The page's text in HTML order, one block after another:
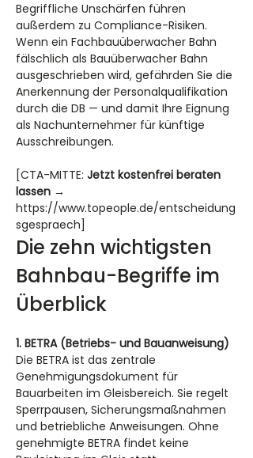
Begriffliche Unschärfen führen
außerdem zu Compliance-Risiken.
Wenn ein Fachbauüberwacher Bahn
fälschlich als Bauüberwacher Bahn
ausgeschrieben wird, gefährden Sie die
Anerkennung der Personalqualifikation
durch die DB — und damit Ihre Eignung
als Nachunternehmer für künftige
Ausschreibungen.
[CTA-MITTE: Jetzt kostenfrei beraten
lassen →
https://www.topeople.de/entscheidung
sgespraech]
Die zehn wichtigsten
Bahnbau-Begriffe im
Überblick
1. BETRA (Betriebs- und Bauanweisung)
Die BETRA ist das zentrale
Genehmigungsdokument für
Bauarbeiten im Gleisbereich. Sie regelt
Sperrpausen, Sicherungsmaßnahmen
und betriebliche Anweisungen. Ohne
genehmigte BETRA findet keine